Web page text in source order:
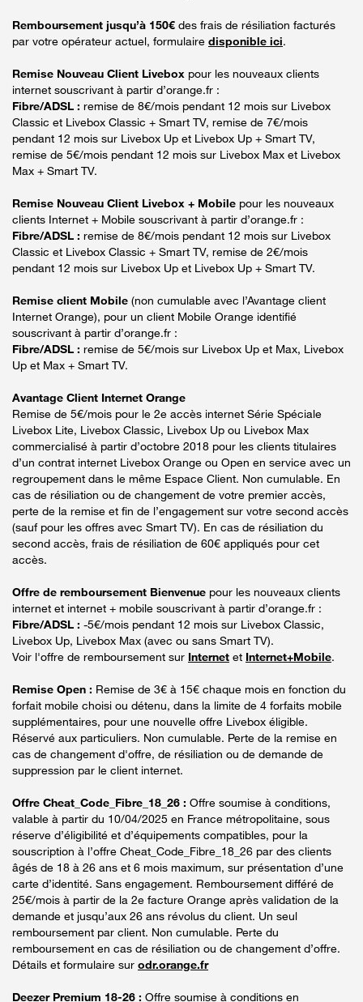
Remboursement jusqu’à 150€ des frais de résiliation facturés
par votre opérateur actuel, formulaire disponible ici.
Remise Nouveau Client Livebox pour les nouveaux clients
internet souscrivant à partir d’orange.fr :
Fibre/ADSL : remise de 8€/mois pendant 12 mois sur Livebox
Classic et Livebox Classic + Smart TV, remise de 7€/mois
pendant 12 mois sur Livebox Up et Livebox Up + Smart TV,
remise de 5€/mois pendant 12 mois sur Livebox Max et Livebox
Max + Smart TV.
Remise Nouveau Client Livebox + Mobile pour les nouveaux
clients Internet + Mobile souscrivant à partir d’orange.fr :
Fibre/ADSL : remise de 8€/mois pendant 12 mois sur Livebox
Classic et Livebox Classic + Smart TV, remise de 2€/mois
pendant 12 mois sur Livebox Up et Livebox Up + Smart TV.
Remise client Mobile (non cumulable avec l’Avantage client
Internet Orange), pour un client Mobile Orange identifié
souscrivant à partir d’orange.fr :
Fibre/ADSL : remise de 5€/mois sur Livebox Up et Max, Livebox
Up et Max + Smart TV.
Avantage Client Internet Orange
Remise de 5€/mois pour le 2e accès internet Série Spéciale
Livebox Lite, Livebox Classic, Livebox Up ou Livebox Max
commercialisé à partir d’octobre 2018 pour les clients titulaires
d’un contrat internet Livebox Orange ou Open en service avec un
regroupement dans le même Espace Client. Non cumulable. En
cas de résiliation ou de changement de votre premier accès,
perte de la remise et fin de l’engagement sur votre second accès
(sauf pour les offres avec Smart TV). En cas de résiliation du
second accès, frais de résiliation de 60€ appliqués pour cet
accès.
Offre de remboursement Bienvenue pour les nouveaux clients
internet et internet + mobile souscrivant à partir d’orange.fr :
Fibre/ADSL : -5€/mois pendant 12 mois sur Livebox Classic,
Livebox Up, Livebox Max (avec ou sans Smart TV).
Voir l'offre de remboursement sur Internet et Internet+Mobile.
Remise Open : Remise de 3€ à 15€ chaque mois en fonction du
forfait mobile choisi ou détenu, dans la limite de 4 forfaits mobile
supplémentaires, pour une nouvelle offre Livebox éligible.
Réservé aux particuliers. Non cumulable. Perte de la remise en
cas de changement d'offre, de résiliation ou de demande de
suppression par le client internet.
Offre Cheat_Code_Fibre_18_26 : Offre soumise à conditions,
valable à partir du 10/04/2025 en France métropolitaine, sous
réserve d’éligibilité et d’équipements compatibles, pour la
souscription à l’offre Cheat_Code_Fibre_18_26 par des clients
âgés de 18 à 26 ans et 6 mois maximum, sur présentation d’une
carte d’identité. Sans engagement. Remboursement différé de
25€/mois à partir de la 2e facture Orange après validation de la
demande et jusqu’aux 26 ans révolus du client. Un seul
remboursement par client. Non cumulable. Perte du
remboursement en cas de résiliation ou de changement d’offre.
Détails et formulaire sur odr.orange.fr
Deezer Premium 18-26 : Offre soumise à conditions en